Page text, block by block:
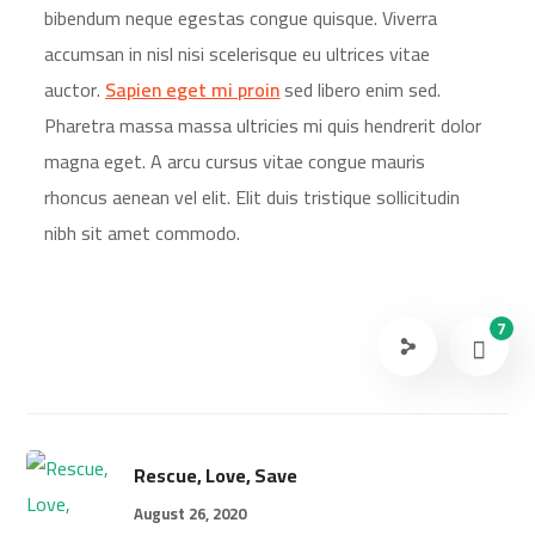
bibendum neque egestas congue quisque. Viverra
accumsan in nisl nisi scelerisque eu ultrices vitae
auctor.Sapien eget mi proinsed libero enim sed.
Pharetra massa massa ultricies mi quis hendrerit dolor
magna eget. A arcu cursus vitae congue mauris
rhoncus aenean vel elit. Elit duis tristique sollicitudin
nibh sit amet commodo.
7
Rescue, Love, Save
August 26, 2020